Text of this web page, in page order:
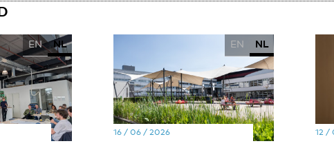
EN NL EN NL
16 / 06 / 2026 12 /